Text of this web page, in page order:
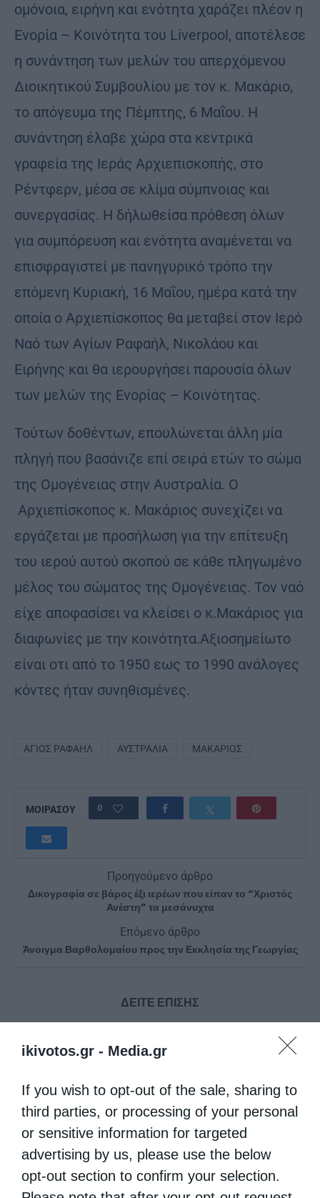
ikivotos.gr - Media.gr
If you wish to opt-out of the sale, sharing to
third parties, or processing of your personal
or sensitive information for targeted
advertising by us, please use the below
opt-out section to confirm your selection.
ομόνοια, ειρήνη και ενότητα χαράζει πλέον η
Ενορία – Κοινότητα του Liverpool, αποτέλεσε
η συνάντηση των μελών του απερχόμενου
Διοικητικού Συμβουλίου με τον κ. Μακάριο,
το απόγευμα της Πέμπτης, 6 Μαΐου. Η
συνάντηση έλαβε χώρα στα κεντρικά
γραφεία της Ιεράς Αρχιεπισκοπής, στο
Ρέντφερν, μέσα σε κλίμα σύμπνοιας και
συνεργασίας. Η δήλωθείσα πρόθεση όλων
για συμπόρευση και ενότητα αναμένεται να
επισφραγιστεί με πανηγυρικό τρόπο την
επόμενη Κυριακή, 16 Μαΐου, ημέρα κατά την
οποία ο Αρχιεπίσκοπος θα μεταβεί στον Ιερό
Ναό των Αγίων Ραφαήλ, Νικολάου και
Ειρήνης και θα ιερουργήσει παρουσία όλων
των μελών της Ενορίας – Κοινότητας.
Τούτων δοθέντων, επουλώνεται άλλη μία
πληγή που βασάνιζε επί σειρά ετών το σώμα
της Ομογένειας στην Αυστραλία. Ο
Αρχιεπίσκοπος κ. Μακάριος συνεχίζει να
εργάζεται με προσήλωση για την επίτευξη
του ιερού αυτού σκοπού σε κάθε πληγωμένο
μέλος του σώματος της Ομογένειας. Τον ναό
είχε αποφασίσει να κλείσει ο κ.Μακάριος για
διαφωνίες με την κοινότητα.Αξιοσημείωτο
είναι οτι από το 1950 εως το 1990 ανάλογες
κόντες ήταν συνηθισμένες.
ΆΓΙΟΣ ΡΑΦΑΉΛ ΑΥΣΤΡΑΛΊΑ ΜΑΚΆΡΙΟΣ
ΜΟΙΡΑΣΟΥ 0
Προηγούμενο άρθρο
Δικογραφία σε βάρος έξι ιερέων που είπαν το “Χριστός
Ανέστη” τα μεσάνυχτα
Επόμενο άρθρο
Άνοιγμα Βαρθολομαίου προς την Εκκλησία της Γεωργίας
ΔΕΙΤΕ ΕΠΙΣΗΣ
Οικ. Πατριάρχης: “Εντός του Ναού, μαθαίνουμε να